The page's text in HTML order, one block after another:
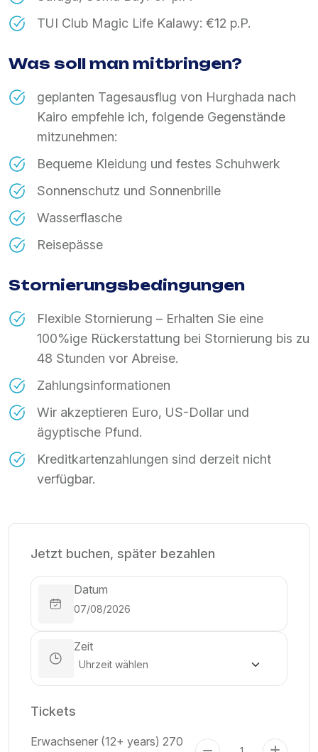
TUI Club Magic Life Kalawy: €12 p.P.
Was soll man mitbringen?
geplanten Tagesausflug von Hurghada nach
Kairo empfehle ich, folgende Gegenstände
mitzunehmen:
Bequeme Kleidung und festes Schuhwerk
Sonnenschutz und Sonnenbrille
Wasserflasche
Reisepässe
Stornierungsbedingungen
Flexible Stornierung – Erhalten Sie eine
100%ige Rückerstattung bei Stornierung bis zu
48 Stunden vor Abreise.
Zahlungsinformationen
Wir akzeptieren Euro, US-Dollar und
ägyptische Pfund.
Kreditkartenzahlungen sind derzeit nicht
verfügbar.
Jetzt buchen, später bezahlen
Datum
Zeit
Tickets
Erwachsener (12+ years) 270